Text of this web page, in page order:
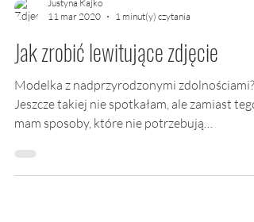
Justyna Kajko
11 mar 2020
1 minut(y) czytania
Jak zrobić lewitujące zdjęcie
Modelka z nadprzyrodzonymi zdolnościami?
Jeszcze takiej nie spotkałam, ale zamiast tego
mam sposoby, które nie potrzebują